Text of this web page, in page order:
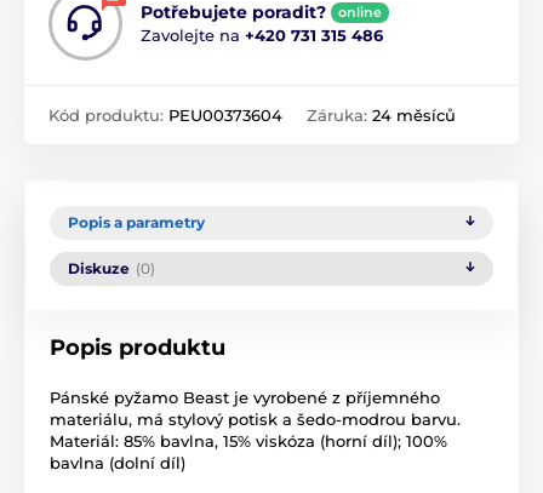
Potřebujete poradit? online
Zavolejte na +420 731 315 486
Kód produktu: PEU00373604 Záruka: 24 měsíců
Popis a parametry
Diskuze (0)
Popis produktu
Pánské pyžamo Beast je vyrobené z příjemného
materiálu, má stylový potisk a šedo-modrou barvu.
Materiál: 85% bavlna, 15% viskóza (horní díl); 100%
bavlna (dolní díl)